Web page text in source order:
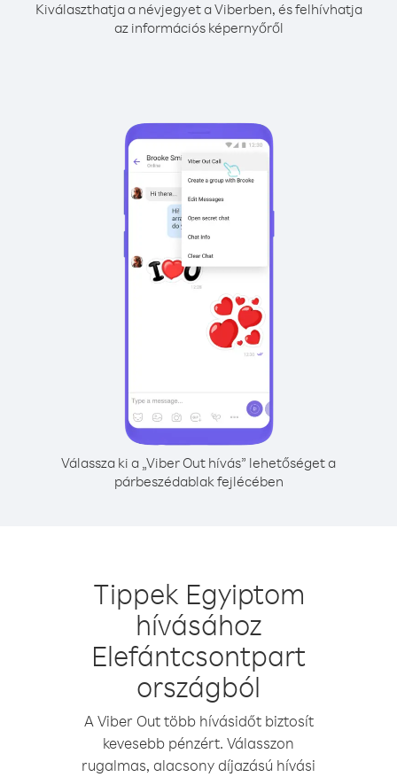
Kiválaszthatja a névjegyet a Viberben, és felhívhatja
az információs képernyőről
Válassza ki a „Viber Out hívás” lehetőséget a
párbeszédablak fejlécében
Tippek Egyiptom
hívásához
Elefántcsontpart
országból
A Viber Out több hívásidőt biztosít
kevesebb pénzért. Válasszon
rugalmas, alacsony díjazású hívási